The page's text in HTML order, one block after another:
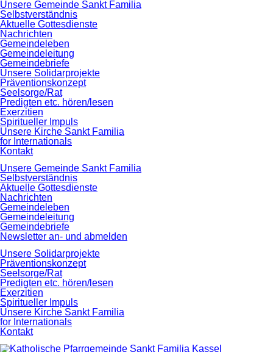
Navigation
überspringen
Unsere Gemeinde Sankt Familia
Selbstverständnis
Aktuelle Gottesdienste
Nachrichten
Gemeindeleben
Gemeindeleitung
Gemeindebriefe
Unsere Solidarprojekte
Präventionskonzept
Seelsorge/Rat
Predigten etc. hören/lesen
Exerzitien
Spiritueller Impuls
Unsere Kirche Sankt Familia
for Internationals
Kontakt
Navigation
überspringen
Unsere Gemeinde Sankt Familia
Selbstverständnis
Aktuelle Gottesdienste
Nachrichten
Gemeindeleben
Gemeindeleitung
Gemeindebriefe
Newsletter an- und abmelden
Unsere Solidarprojekte
Präventionskonzept
Seelsorge/Rat
Predigten etc. hören/lesen
Exerzitien
Spiritueller Impuls
Unsere Kirche Sankt Familia
for Internationals
Kontakt